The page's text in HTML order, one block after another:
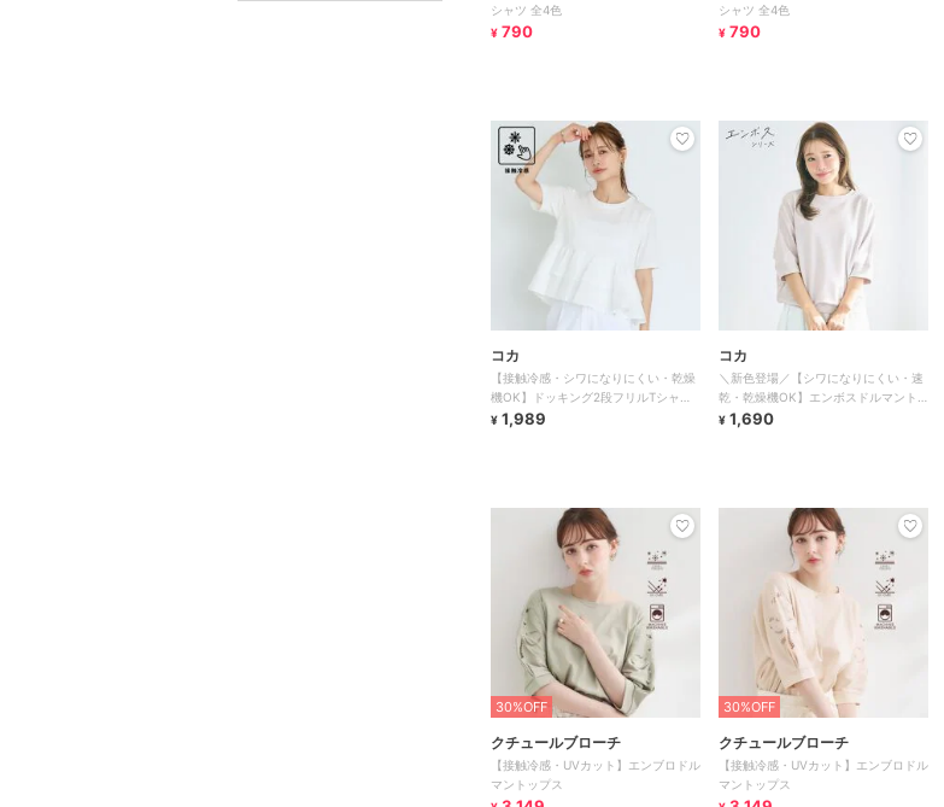
シャツ 全4色
¥ 790
シャツ 全4色
¥ 790
コカ
【接触冷感・シワになりにくい・乾燥
機OK】ドッキング2段フリルTシャツ
全2色
¥ 1,989
コカ
＼新色登場／【シワになりにくい・速
乾・乾燥機OK】エンボスドルマント
ップス 全5色
¥ 1,690
30%OFF
クチュールブローチ
【接触冷感・UVカット】エンブロドル
マントップス
30%OFF
クチュールブローチ
【接触冷感・UVカット】エンブロドル
マントップス